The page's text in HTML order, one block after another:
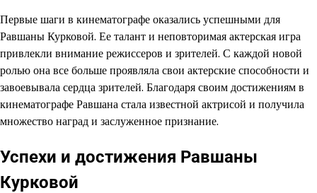
Первые шаги в кинематографе оказались успешными для
Равшаны Курковой. Ее талант и неповторимая актерская игра
привлекли внимание режиссеров и зрителей. С каждой новой
ролью она все больше проявляла свои актерские способности и
завоевывала сердца зрителей. Благодаря своим достижениям в
кинематографе Равшана стала известной актрисой и получила
множество наград и заслуженное признание.
Успехи и достижения Равшаны
Курковой